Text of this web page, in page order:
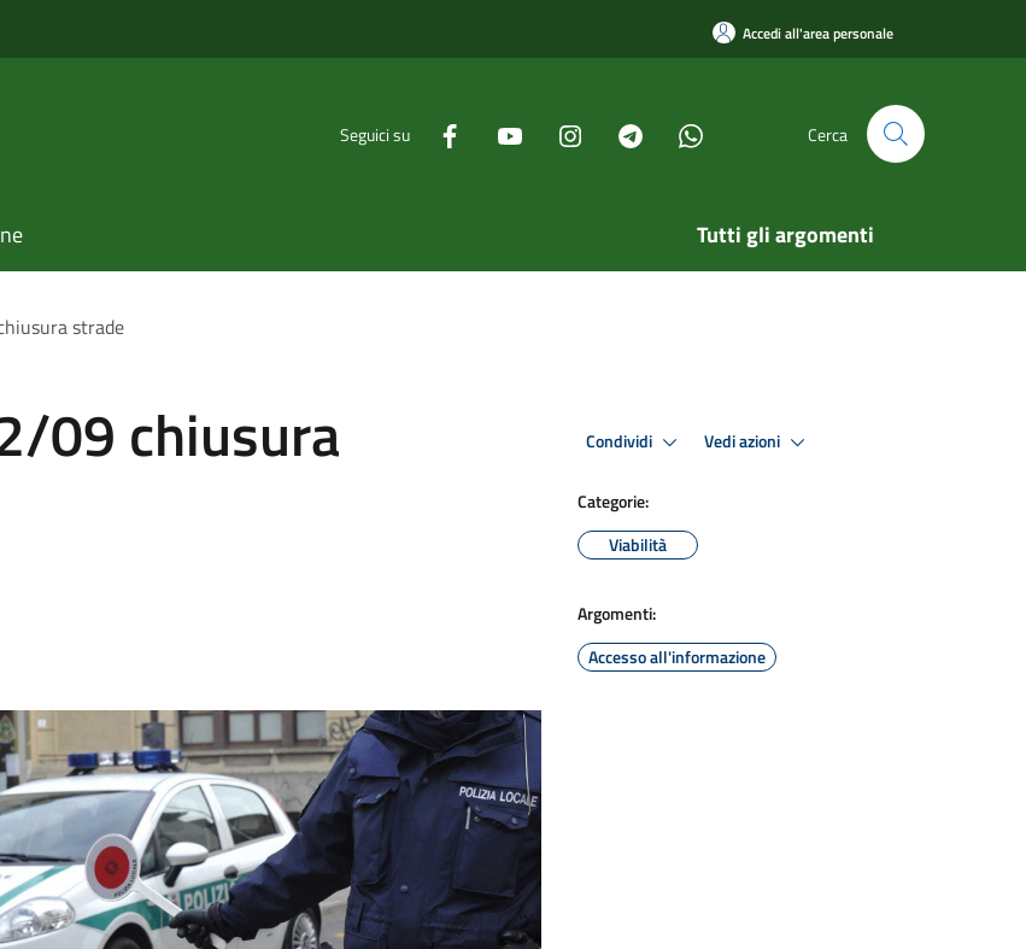
Accedi all'area personale
Seguici su Cerca
Tutti gli argomenti
strade
09 chiusura Condividi Vedi azioni
Categorie:
Viabilità
Argomenti:
Accesso all'informazione